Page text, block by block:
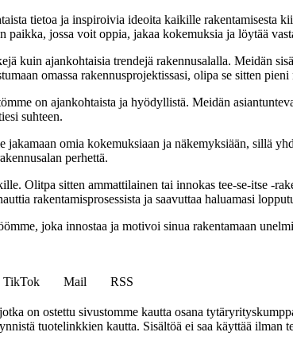
tietoa ja inspiroivia ideoita kaikille rakentamisesta
jossa voit oppia, jakaa kokemuksia ja löytää
kuin ajankohtaisia trendejä rakennusalalla. Meidän
omassa rakennusprojektissasi, olipa se sitten
on ajankohtaista ja hyödyllistä. Meidän
suhteen.
omia kokemuksiaan ja näkemyksiään, sillä
perhettä.
Olitpa sitten ammattilainen tai innokas tee-se-itse -
rakentamisprosessista ja saavuttaa haluamasi
joka innostaa ja motivoi sinua rakentamaan
TikTok Mail
RSS
on ostettu sivustomme kautta osana
tuotelinkkien kautta. Sisältöä ei saa käyttää